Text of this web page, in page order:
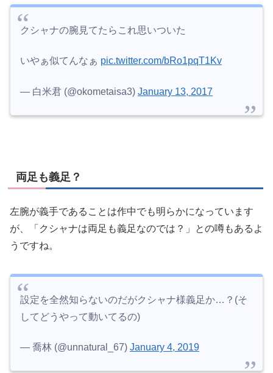
クシャナの腕見てたらこれ思いついた
いやぁ似てんなぁ pic.twitter.com/bRo1pqT1Kv
— 白米君 (@okometaisa3) January 13, 2017
両足も義足？
左腕が義手であることは作中でも明らかになっています
が、「クシャナは両足も義足なのでは？」との噂もあるよ
うですね。
設定を全然知らないのだがクシャナ様義足か…？(そ
してどうやって動いてるの)
— 喬林 (@unnatural_67) January 4, 2019